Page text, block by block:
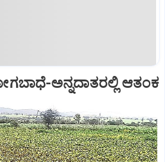
ಅನ್ನದಾತರಲ್ಲಿ ಆತಂಕ